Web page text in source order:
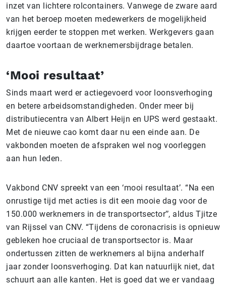
inzet van lichtere rolcontainers. Vanwege de zware aard
van het beroep moeten medewerkers de mogelijkheid
krijgen eerder te stoppen met werken. Werkgevers gaan
daartoe voortaan de werknemersbijdrage betalen.
‘Mooi resultaat’
Sinds maart werd er actiegevoerd voor loonsverhoging
en betere arbeidsomstandigheden. Onder meer bij
distributiecentra van Albert Heijn en UPS werd gestaakt.
Met de nieuwe cao komt daar nu een einde aan. De
vakbonden moeten de afspraken wel nog voorleggen
aan hun leden.
Vakbond CNV spreekt van een ‘mooi resultaat’. “Na een
onrustige tijd met acties is dit een mooie dag voor de
150.000 werknemers in de transportsector’’, aldus Tjitze
van Rijssel van CNV. “Tijdens de coronacrisis is opnieuw
gebleken hoe cruciaal de transportsector is. Maar
ondertussen zitten de werknemers al bijna anderhalf
jaar zonder loonsverhoging. Dat kan natuurlijk niet, dat
schuurt aan alle kanten. Het is goed dat we er vandaag